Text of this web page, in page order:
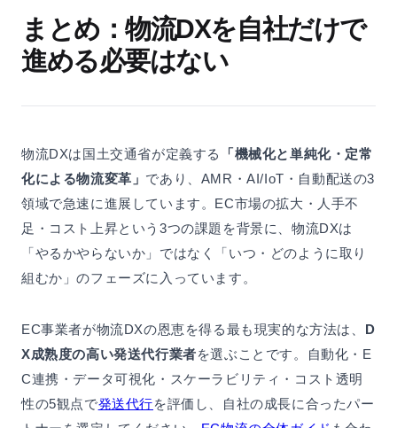
まとめ：物流DXを自社だけで
進める必要はない
物流DXは国土交通省が定義する
「機械化と単純化・定常
化による物流変革」 であり、AMR・AI/IoT・自動配送の3
領域で急速に進展しています。EC市場の拡大・人手不
足・コスト上昇という3つの課題を背景に、物流DXは
「やるかやらないか」ではなく「いつ・どのように取り
組むか」のフェーズに入っています。
EC事業者が物流DXの恩恵を得る最も現実的な方法は、 D
X成熟度の高い発送代行業者を選ぶことです。自動化・E
C連携・データ可視化・スケーラビリティ・コスト透明
性の5観点で発送代行を評価し、自社の成長に合ったパー